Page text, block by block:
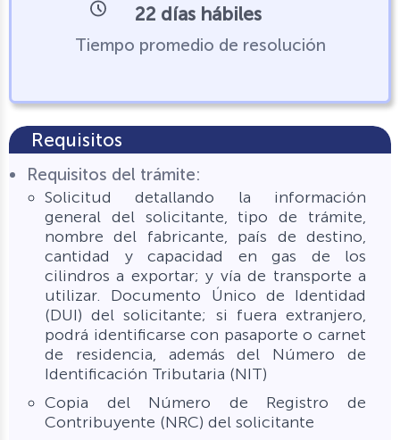
22 días hábiles
Tiempo promedio de resolución
Requisitos
Requisitos del trámite:
Solicitud detallando la información
general del solicitante, tipo de trámite,
nombre del fabricante, país de destino,
cantidad y capacidad en gas de los
cilindros a exportar; y vía de transporte a
utilizar. Documento Único de Identidad
(DUI) del solicitante; si fuera extranjero,
podrá identificarse con pasaporte o carnet
de residencia, además del Número de
Identificación Tributaria (NIT)
Copia del Número de Registro de
Contribuyente (NRC) del solicitante